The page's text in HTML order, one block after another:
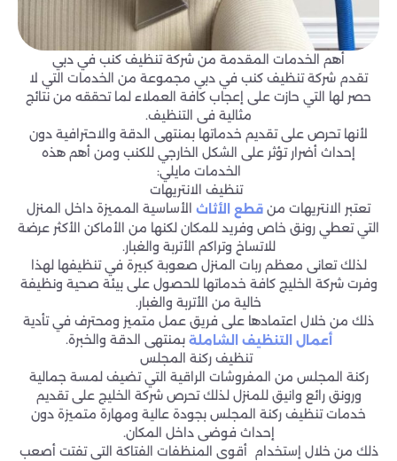
أهم الخدمات المقدمة من شركة تنظيف كنب في دبي
تقدم شركة تنظيف كنب في دبي مجموعة من الخدمات التي لا
حصر لها التي حازت على إعجاب كافة العملاء لما تحققه من نتائج
مثالية فى التنظيف.
لأنها تحرص على تقديم خدماتها بمنتهى الدقة والاحترافية دون
إحداث أضرار تؤثر على الشكل الخارجي للكنب ومن أهم هذه
الخدمات مايلي:
تنظيف الانتريهات
تعتبر الانتريهات من قطع الأثاث الأساسية المميزة داخل المنزل
التي تعطي رونق خاص وفريد للمكان لكنها من الأماكن الأكثر عرضة
للاتساخ وتراكم الأتربة والغبار.
لذلك تعانى معظم ربات المنزل صعوبة كبيرة في تنظيفها لهذا
وفرت شركة الخليج كافة خدماتها للحصول على بيئة صحية ونظيفة
خالية من الأتربة والغبار.
ذلك من خلال اعتمادها على فريق عمل متميز ومحترف في تأدية
أعمال التنظيف الشاملة بمنتهى الدقة والخبرة.
تنظيف ركنة المجلس
ركنة المجلس من المفروشات الراقية التي تضيف لمسة جمالية
ورونق رائع وانيق للمنزل لذلك تحرص شركة الخليج على تقديم
خدمات تنظيف ركنة المجلس بجودة عالية ومهارة متميزة دون
إحداث فوضى داخل المكان.
ذلك من خلال إستخدام أقوى المنظفات الفتاكة التى تفتت أصعب